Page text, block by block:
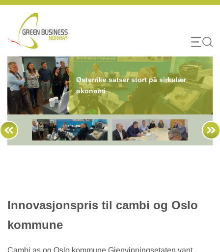
Skip
content
Østerrike satser stort på sirkulær
økonomi
Innovasjonspris til cambi og Oslo
kommune